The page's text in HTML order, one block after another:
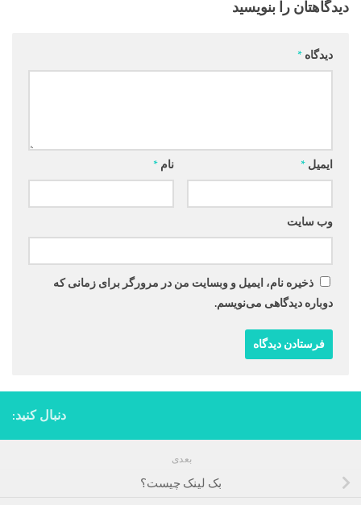
دیدگاهتان را بنویسید
دیدگاه *
نام * ایمیل *
وب‌ سایت
ذخیره نام، ایمیل و وبسایت من در مرورگر برای زمانی که
دوباره دیدگاهی می‌نویسم.
دنبال کنید:
بعدی
بک لینک چیست؟